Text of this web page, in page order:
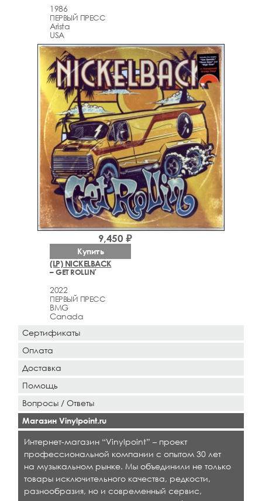
1986
ПЕРВЫЙ ПРЕСС
Arista
USA
(LP) NICKELBACK
– GET ROLLIN'
2022
ПЕРВЫЙ ПРЕСС
BMG
Canada
9,450 ₽
Купить
Сертификаты
Оплата
Доставка
Помощь
Вопросы / Ответы
Магазин Vinylpoint.ru
Интернет-магазин “Vinylpoint” – проект
профессиональной компании с опытом 30 лет
на музыкальном рынке. Мы объединили не только
товары исключительного качества, редкости,
разнообразия, но и современный сервис,